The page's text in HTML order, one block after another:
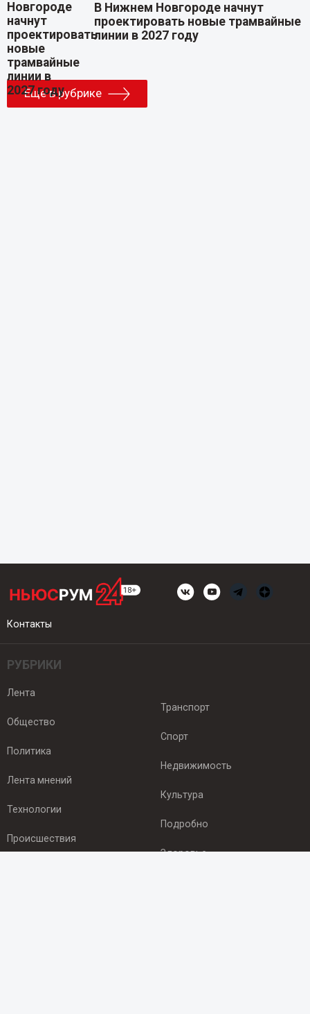
В Нижнем Новгороде начнут
проектировать новые трамвайные
линии в 2027 году
Еще в рубрике
Контакты
РУБРИКИ
Лента
Общество
Политика
Лента мнений
Технологии
Происшествия
Транспорт
Спорт
Недвижимость
Культура
Подробно
Здоровье